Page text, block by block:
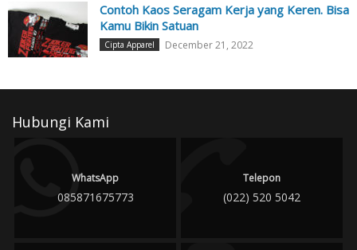
Contoh Kaos Seragam Kerja yang Keren. Bisa
Kamu Bikin Satuan
Cipta Apparel December 21, 2022
Hubungi Kami
WhatsApp
085871675773
Telepon
(022) 520 5042